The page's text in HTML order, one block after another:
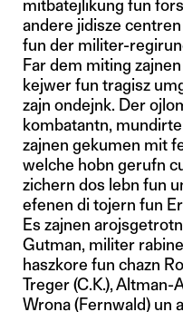
mitbatejlikung fun
andere jidisze
fun der militer-
Far dem miting
kejwer fun tragisz
zajn ondejnk. Der
kombatantn,
zajnen gekumen mit
welche hobn gerufn
zichern dos lebn fun
efenen di tojern fun
Es zajnen
Gutman, militer
haszkore fun chazn
Treger (C.K.),
Wrona (Fernwald) un